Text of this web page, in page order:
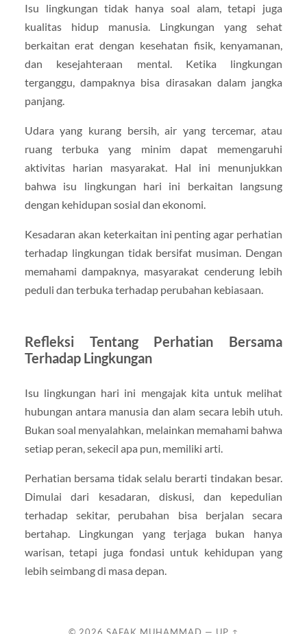
Isu lingkungan tidak hanya soal alam, tetapi juga
kualitas hidup manusia. Lingkungan yang sehat
berkaitan erat dengan kesehatan fisik, kenyamanan,
dan kesejahteraan mental. Ketika lingkungan
terganggu, dampaknya bisa dirasakan dalam jangka
panjang.
Udara yang kurang bersih, air yang tercemar, atau
ruang terbuka yang minim dapat memengaruhi
aktivitas harian masyarakat. Hal ini menunjukkan
bahwa isu lingkungan hari ini berkaitan langsung
dengan kehidupan sosial dan ekonomi.
Kesadaran akan keterkaitan ini penting agar perhatian
terhadap lingkungan tidak bersifat musiman. Dengan
memahami dampaknya, masyarakat cenderung lebih
peduli dan terbuka terhadap perubahan kebiasaan.
Refleksi Tentang Perhatian Bersama
Terhadap Lingkungan
Isu lingkungan hari ini mengajak kita untuk melihat
hubungan antara manusia dan alam secara lebih utuh.
Bukan soal menyalahkan, melainkan memahami bahwa
setiap peran, sekecil apa pun, memiliki arti.
Perhatian bersama tidak selalu berarti tindakan besar.
Dimulai dari kesadaran, diskusi, dan kepedulian
terhadap sekitar, perubahan bisa berjalan secara
bertahap. Lingkungan yang terjaga bukan hanya
warisan, tetapi juga fondasi untuk kehidupan yang
lebih seimbang di masa depan.
© 2026 SAFAK MUHAMMAD — UP ↑